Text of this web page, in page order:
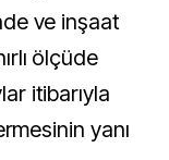
ve inşaat
ölçüde
itibarıyla
yanı